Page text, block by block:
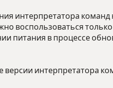
интерпретатора
воспользоваться
питания в процессе
интерпретатора